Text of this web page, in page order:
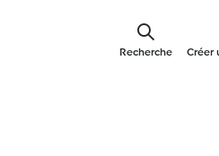
Créer
Recherche